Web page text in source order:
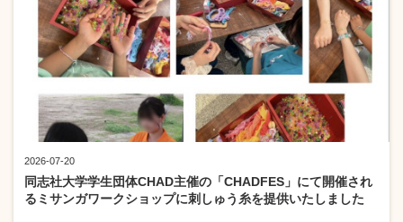
2026-07-20
同志社大学学生団体CHAD主催の「CHADFES」にて開催され
るミサンガワークショップに刺しゅう糸を提供いたしました